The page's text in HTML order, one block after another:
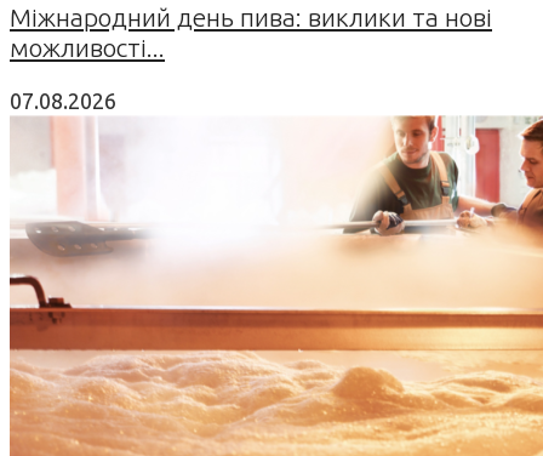
Міжнародний день пива: виклики та нові
можливості...
07.08.2026